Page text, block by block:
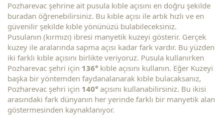
Pozharevac şehrine ait pusula kıble açısını en doğru şekilde
buradan öğrenebilirsiniz. Bu kıble açısı ile artık hızlı ve en
güvenilir şekilde kıble yönünüzü bulabileceksiniz.
Pusulanın (kırmızı) ibresi manyetik kuzeyi gösterir. Gerçek
kuzey ile aralarında sapma açısı kadar fark vardır. Bu yüzden
iki farklı kıble açısını birlikte veriyoruz. Pusula kullanırken
Pozharevac şehri için 136° kıble açısını kullanın. Eğer Kuzeyi
başka bir yöntemden faydanalanarak kıble bulacaksanız,
Pozharevac şehri için 140° açısını kullanabilirsiniz. Bu ikisi
arasındaki fark dünyanın her yerinde farklı bir manyetik alan
göstermesinden kaynaklanıyor.